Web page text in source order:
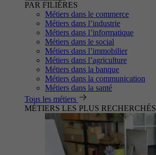
PAR FILIÈRES
Métiers dans le commerce
Métiers dans l’industrie
Métiers dans l’informatique
Métiers dans le social
Métiers dans l’immobilier
Métiers dans l’agriculture
Métiers dans la banque
Métiers dans la communication
Métiers dans la santé
Tous les métiers
MÉTIERS LES PLUS RECHERCHÉS